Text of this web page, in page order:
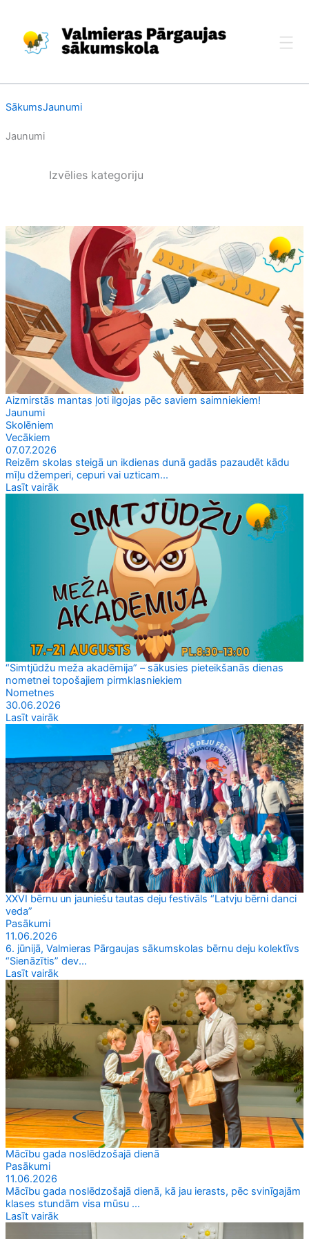
content
SākumsJaunumi
Jaunumi
Izvēlies kategoriju
Aizmirstās mantas ļoti ilgojas pēc saviem saimniekiem!
Jaunumi
Skolēniem
Vecākiem
07.07.2026
Reizēm skolas steigā un ikdienas dunā gadās pazaudēt kādu
mīļu džemperi, cepuri vai uzticam...
Lasīt vairāk
“Simtjūdžu meža akadēmija” – sākusies pieteikšanās dienas
nometnei topošajiem pirmklasniekiem
Nometnes
30.06.2026
Lasīt vairāk
XXVI bērnu un jauniešu tautas deju festivāls “Latvju bērni danci
veda”
Pasākumi
11.06.2026
6. jūnijā, Valmieras Pārgaujas sākumskolas bērnu deju kolektīvs
“Sienāzītis” dev...
Lasīt vairāk
Mācību gada noslēdzošajā dienā
Pasākumi
11.06.2026
Mācību gada noslēdzošajā dienā, kā jau ierasts, pēc svinīgajām
klases stundām visa mūsu ...
Lasīt vairāk